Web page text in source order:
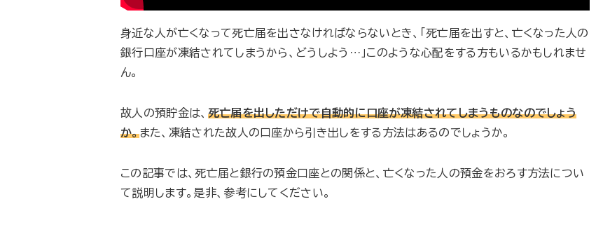
身近な人が亡くなって死亡届を出さなければならないとき、「死亡届を出すと、亡くなった人の
銀行口座が凍結されてしまうから、どうしよう…」このような心配をする方もいるかもしれませ
ん。
故人の預貯金は、 死亡届を出しただけで自動的に口座が凍結されてしまうものなのでしょう
か。また、凍結された故人の口座から引き出しをする方法はあるのでしょうか。
この記事では、死亡届と銀行の預金口座との関係と、亡くなった人の預金をおろす方法につい
て説明します。是非、参考にしてください。